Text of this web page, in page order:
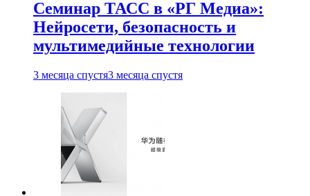
Семинар ТАСС в «РГ Медиа»:
Нейросети, безопасность и
мультимедийные технологии
3 месяца спустя3 месяца спустя